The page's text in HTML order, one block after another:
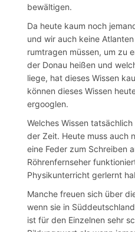
bewältigen.
Da heute kaum noch
und wir auch keine
rumtragen müssen, um zu
der Donau heißen und
liege, hat dieses Wissen
können dieses Wissen
ergooglen.
Welches Wissen
der Zeit. Heute muss auch
eine Feder zum Schreiben
Röhrenfernseher
Physikunterricht gerlernt
Manche freuen sich über
wenn sie in
ist für den Einzelnen sehr